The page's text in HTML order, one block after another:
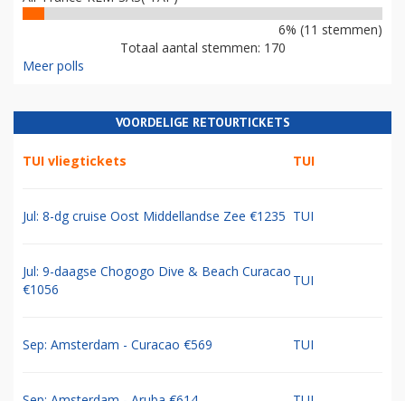
6% (11 stemmen)
Totaal aantal stemmen: 170
Meer polls
VOORDELIGE RETOURTICKETS
TUI vliegtickets TUI
Jul: 8-dg cruise Oost Middellandse Zee €1235 TUI
Jul: 9-daagse Chogogo Dive & Beach Curacao
€1056
TUI
Sep: Amsterdam - Curacao €569 TUI